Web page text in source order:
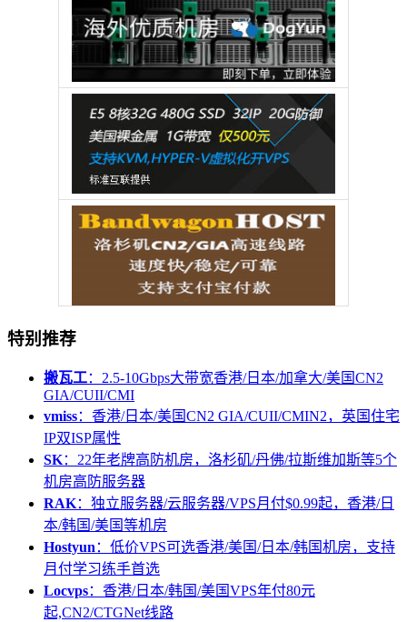
特别推荐
搬瓦工：2.5-10Gbps大带宽香港/日本/加拿大/美国CN2
GIA/CUII/CMI
vmiss：香港/日本/美国CN2 GIA/CUII/CMIN2，英国住宅
IP双ISP属性
SK：22年老牌高防机房，洛杉矶/丹佛/拉斯维加斯等5个
机房高防服务器
RAK：独立服务器/云服务器/VPS月付$0.99起，香港/日
本/韩国/美国等机房
Hostyun ：低价VPS可选香港/美国/日本/韩国机房，支持
月付学习练手首选
Locvps：香港/日本/韩国/美国VPS年付80元
起,CN2/CTGNet线路